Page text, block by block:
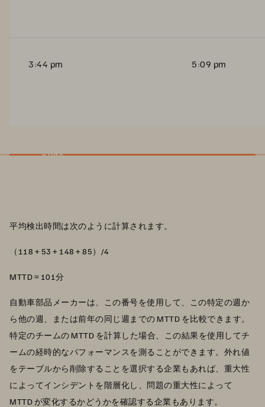
3:44 pm 5:09 pm
Slide
平均検出時間は次のように計算されます。
（118 + 53 + 148 + 85）/4
MTTD = 101分
自動車部品メーカーは、この番号を使用して、この特定の週か
ら他の週、または前年の同じ週までの MTTD を比較できます。
特定のチームの MTTD を計算した場合、この結果を使用してチ
ームの経時的なパフォーマンスを測ることができます。外れ値
をテーブルから削除することを選択する企業もあれば、重大性
によってインシデントを階層化し、問題の重大性によって
MTTD が変化するかどうかを確認する企業もあります。